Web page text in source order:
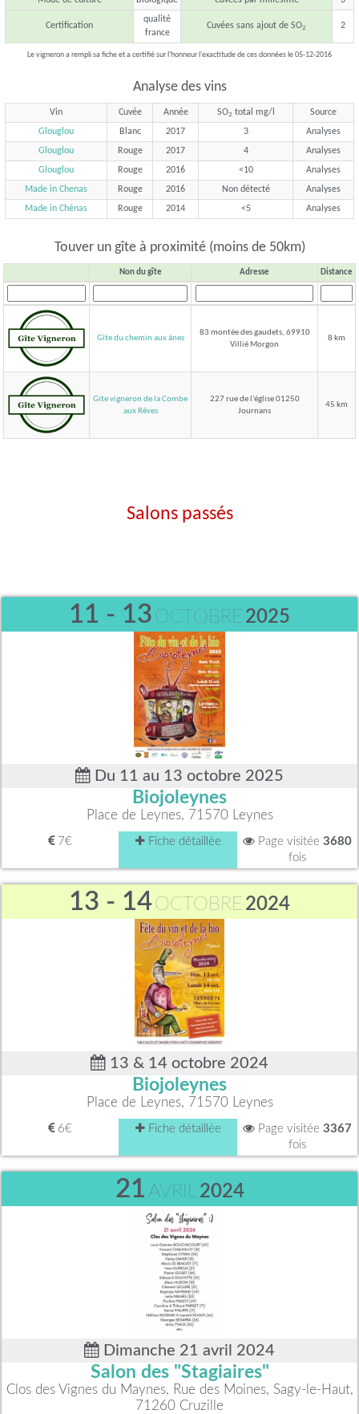
Certification
qualité
france
Cuvées sans ajout de SO2 2
Le vigneron a rempli sa fiche et a certifié sur l'honneur l'exactitude de ces données le 05-12-2016
Analyse des vins
Vin Cuvée Année SO2 total mg/l
Source
Glouglou
Blanc 2017 3
Analyses
Glouglou
Rouge 2017 4
Analyses
Glouglou
Rouge 2016 <10
Analyses
Made in Chenas
Rouge 2016 Non détecté
Analyses
Made in Chénas
Rouge 2014 <5 Analyses
Touver un gîte à proximité (moins de 50km)
Non du gîte Adresse Distance
Gîte du chemin aux ânes
83 montée des gaudets, 69910
Villié Morgon
8 km
Gite vigneron de la Combe
aux Rêves
227 rue de l'église 01250
Journans
45 km
Salons passés
11 - 13 OCTOBRE 2025
Du 11 au 13 octobre 2025
Biojoleynes
Place de Leynes, 71570 Leynes
7€ Fiche détaillée Page visitée 3680
fois
13 - 14OCTOBRE 2024
13 & 14 octobre 2024
Biojoleynes
Place de Leynes, 71570 Leynes
6€ Fiche détaillée Page visitée 3367
fois
21 AVRIL 2024
Dimanche 21 avril 2024
Salon des "Stagiaires"
Clos des Vignes du Maynes, Rue des Moines, Sagy-le-Haut,
71260 Cruzille